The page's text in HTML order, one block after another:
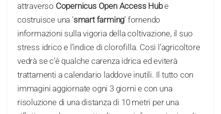
attraverso Copernicus Open Access Hube
costruisce una ‘smart farming’ fornendo
informazioni sulla vigoria della coltivazione, il suo
stress idrico e l’indice di clorofilla. Così l’agricoltore
vedrà se c’è qualche carenza idrica ed eviterà
trattamenti a calendario laddove inutili. Il tutto con
immagini aggiornate ogni 3 giorni e con una
risoluzione di una distanza di 10 metri per una